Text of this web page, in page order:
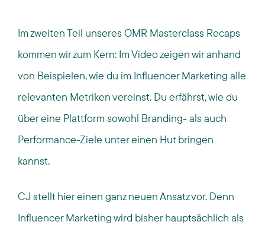
Im zweiten Teil unseres OMR Masterclass Recaps
kommen wir zum Kern: Im Video zeigen wir anhand
von Beispielen, wie du im Influencer Marketing alle
relevanten Metriken vereinst. Du erfährst, wie du
über eine Plattform sowohl Branding- als auch
Performance-Ziele unter einen Hut bringen
kannst.
CJ stellt hier einen ganz neuen Ansatz vor. Denn
Influencer Marketing wird bisher hauptsächlich als